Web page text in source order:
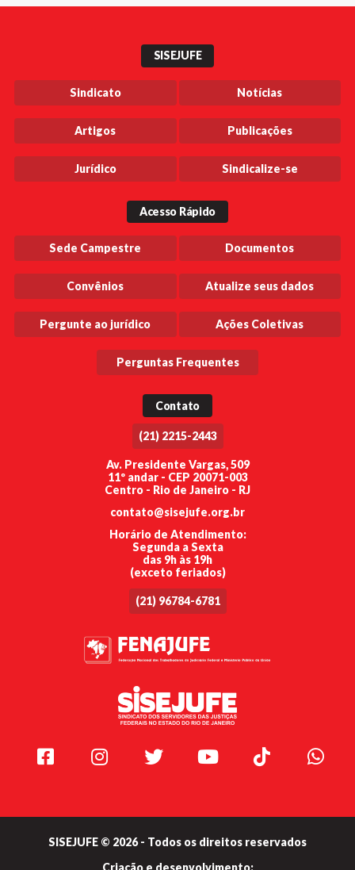
SISEJUFE
Sindicato Notícias
Artigos Publicações
Jurídico Sindicalize-se
Acesso Rápido
Sede Campestre Documentos
Convênios Atualize seus dados
Pergunte ao jurídico Ações Coletivas
Perguntas Frequentes
Contato
(21) 2215-2443
Av. Presidente Vargas, 509
11º andar - CEP 20071-003
Centro - Rio de Janeiro - RJ
contato@sisejufe.org.br
Horário de Atendimento:
Segunda a Sexta
das 9h às 19h
(exceto feriados)
(21) 96784-6781
Facebook Instagram Twitter Youtube TikTok
SISEJUFE © 2026 - Todos os direitos reservados
Criação e desenvolvimento: